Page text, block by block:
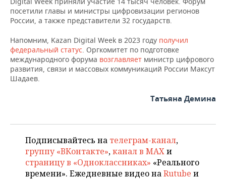
посетили главы и министры цифровизации регионов
России, а также представители 32 государств.
Напомним, Kazan Digital Week в 2023 году получил
федеральный статус. Оргкомитет по подготовке
международного форума возглавляет министр цифрового
развития, связи и массовых коммуникаций России Максут
Шадаев.
Татьяна Демина
Подписывайтесь на телеграм-канал,
группу «ВКонтакте»,канал в MAXи
страницу в «Одноклассниках» «Реального
времени». Ежедневные видео наRutube и